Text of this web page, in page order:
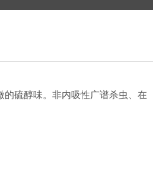
硫醇味。非内吸性广谱杀虫、 在